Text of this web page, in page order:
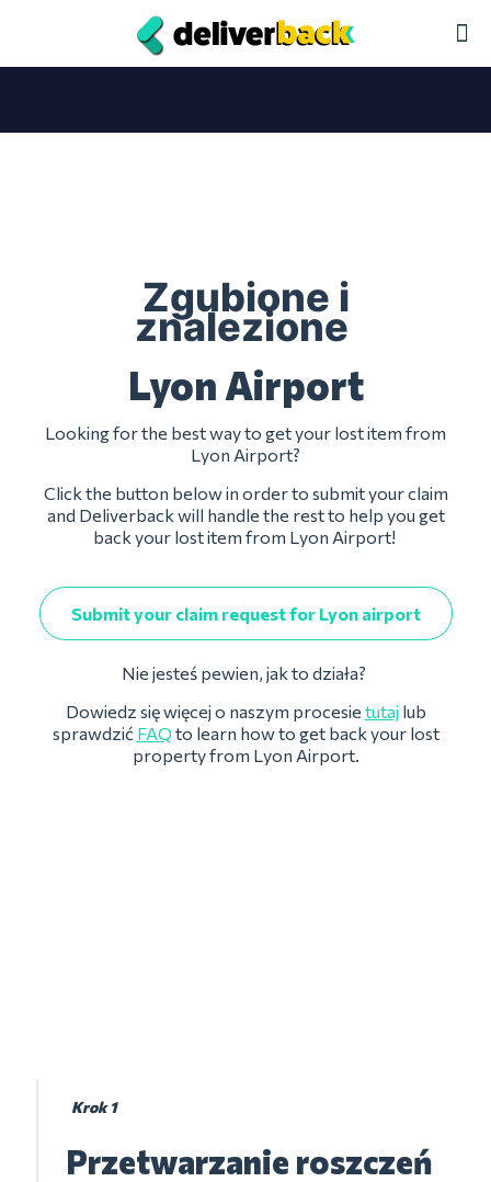
Zgubione i
znalezione
Lyon Airport
Looking for the best way to get your lost item from
Lyon Airport?
Click the button below in order to submit your claim
and Deliverback will handle the rest to help you get
back your lost item from Lyon Airport!
Submit your claim request for Lyon airport
Nie jesteś pewien, jak to działa?
Dowiedz się więcej o naszym procesie tutaj lub
sprawdzić FAQ to learn how to get back your lost
property from Lyon Airport.
Krok 1
Przetwarzanie roszczeń